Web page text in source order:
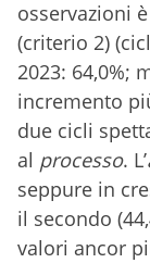
osservazioni
(criterio 2)
2023: 64,0%;
incremento
due cicli
al processo. L’
seppure in
il secondo
valori ancor